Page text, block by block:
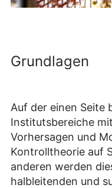
Grundlagen
Auf der einen Seite
Institutsbereiche
Vorhersagen und
Kontrolltheorie auf
anderen werden
halbleitenden und